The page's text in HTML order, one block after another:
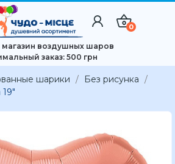
0
воздушных шаров
заказ: 500 грн
шарики
Без рисунка